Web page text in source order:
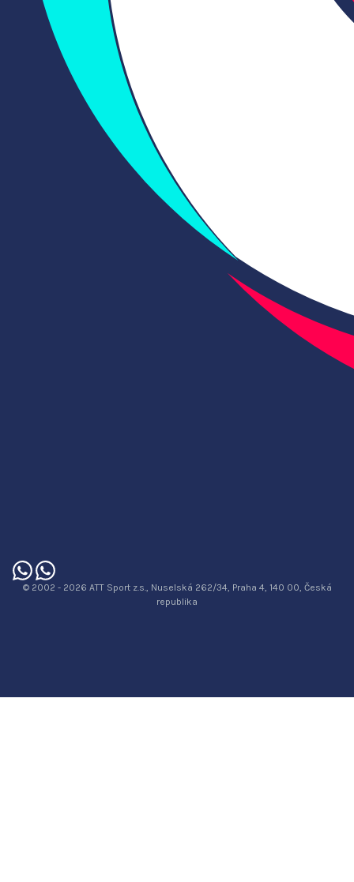
© 2002 - 2026 ATT Sport z.s., Nuselská 262/34, Praha 4, 140 00, Česká
republika